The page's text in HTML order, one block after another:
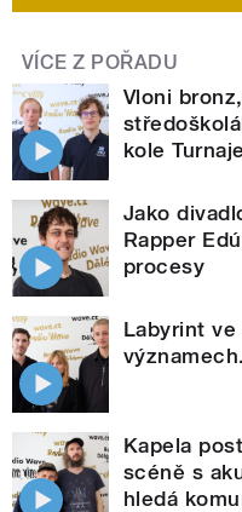
VÍCE Z POŘADU
Vloni
kole
Jako
Rapper
procesy
Labyrint
Kapela
scéně s
hledá